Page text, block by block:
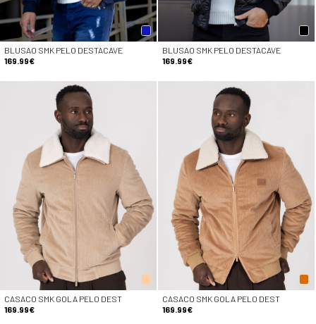
BLUSAO SMK PELO DESTACAVE
169.99€
BLUSAO SMK PELO DESTACAVE
169.99€
CASACO SMK GOLA PELO DEST
169.99€
CASACO SMK GOLA PELO DEST
169.99€